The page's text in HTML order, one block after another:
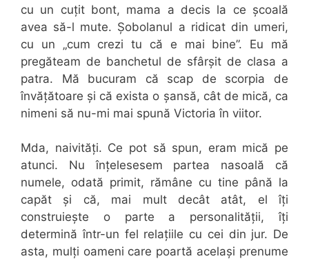
cu un cuțit bont, mama a decis la ce școală
avea să-l mute. Șobolanul a ridicat din umeri,
cu un „cum crezi tu că e mai bine”. Eu mă
pregăteam de banchetul de sfârșit de clasa a
patra. Mă bucuram că scap de scorpia de
învățătoare și că exista o șansă, cât de mică, ca
nimeni să nu-mi mai spună Victoria în viitor.
Mda, naivități. Ce pot să spun, eram mică pe
atunci. Nu înțelesesem partea nasoală că
numele, odată primit, rămâne cu tine până la
capăt și că, mai mult decât atât, el îți
construiește o parte a personalității, îți
determină într-un fel relațiile cu cei din jur. De
asta, mulți oameni care poartă același prenume